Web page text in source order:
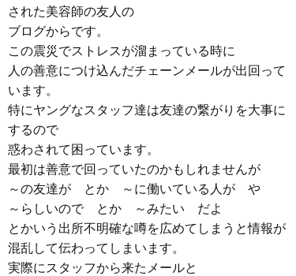
された美容師の友人の
ブログからです。
この震災でストレスが溜まっている時に
人の善意につけ込んだチェーンメールが出回って
います。
特にヤングなスタッフ達は友達の繋がりを大事に
するので
惑わされて困っています。
最初は善意で回っていたのかもしれませんが
～の友達が とか ～に働いている人が や
～らしいので とか ～みたい だよ
とかいう出所不明確な噂を広めてしまうと情報が
混乱して伝わってしまいます。
実際にスタッフから来たメールと